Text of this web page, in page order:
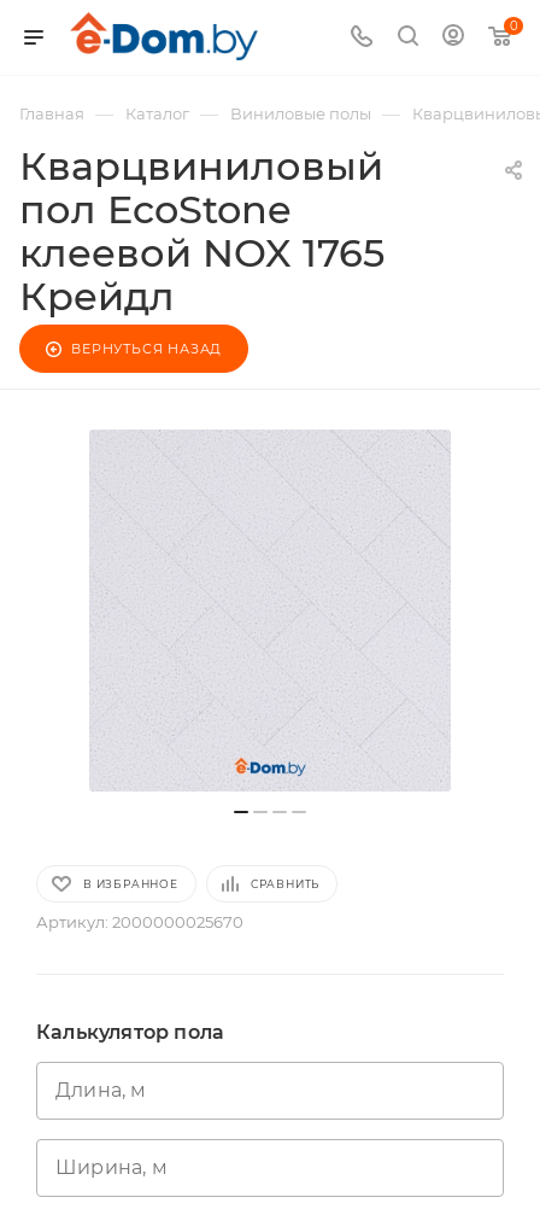
0
Главная — Каталог — Виниловые полы —
Кварцвиниловый
пол EcoStone
клеевой NOX 1765
Крейдл
ВЕРНУТЬСЯ НАЗАД
В ИЗБРАННОЕ СРАВНИТЬ
Артикул: 2000000025670
Калькулятор пола
Длина, м
Ширина, м